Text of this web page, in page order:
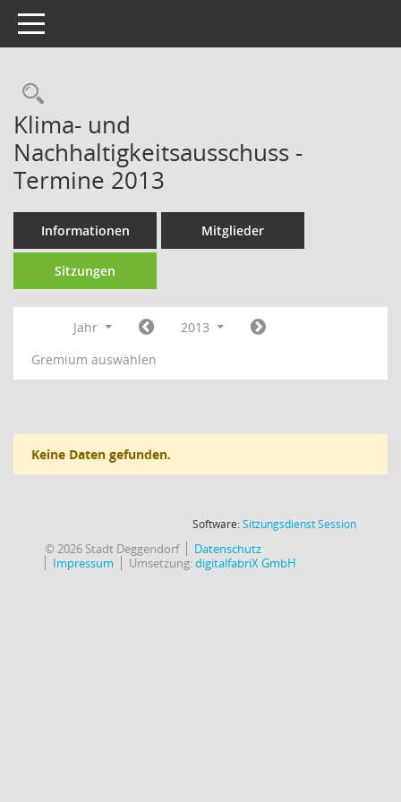
Toggle navigation
Rechercheauswahl
Klima- und
Nachhaltigkeitsausschuss -
Termine 2013
Informationen Mitglieder
Sitzungen
Jahr
2013
Gremium auswählen
Keine Daten gefunden.
Software:SitzungsdienstSession(Wird in
© 2026 Stadt Deggendorf
Datenschutz
Impressum
Umsetzung:digitalfabriX GmbH